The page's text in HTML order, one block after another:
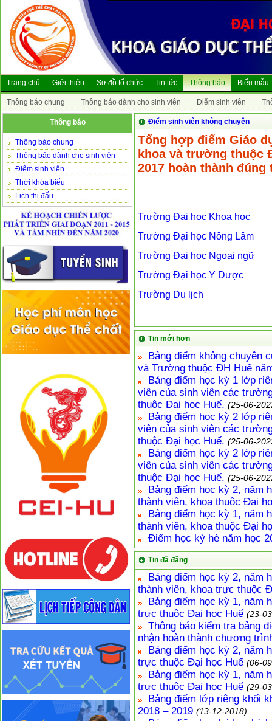
Trang chủ Giới thiệu Sơ đồ tổ chức Tin tức Thông báo
Thông báo chung Thông báo dành cho sinh viên Điểm sinh viên
Biểu mẫu
Thông báo
Thông báo chung
Thông báo dành cho sinh viên
Điểm sinh viên
Thời khóa biểu
Lịch thi đấu
Điểm sinh viên không chuyên
Tổng hợp điểm Giáo
khoa và trường thuộc
2017 hoàn thành
Trường Đại học Khoa học
Trường Đại học Nông Lâm
Trường Đại học Ngoại ngữ
Trường Đại học Y Dược
Trường Du lịch
Tin mới hơn
Bảng điểm không chuyên
và Trường thuộc ĐH Huế
Bảng điểm học kỳ 1 lớp
viên của sinh viên các
thuộc Đại học Huế. (25-06-
Bảng điểm học kỳ 2 lớp
viên của sinh viên các
thuộc Đại học Huế. (25-06-
Bảng điểm học kỳ 2 lớp
viên của sinh viên các
thuộc Đại học Huế. (25-06-
Bảng điểm học kỳ 2, năm
thành viên, khoa thuộc Đại
Bảng điểm học kỳ 1, năm
thành viên, khoa thuộc Đại
Điểm học kỳ hè năm học
Tin đã đăng
Bảng điểm học kỳ 2, năm
thành viên, khoa trực thuộc
Bảng điểm học kỳ 1, năm
trực thuộc Đại học Huế (23-
Thông báo kiểm tra bảng
nhận hoàn thành chương
Bảng điểm học kỳ 2, năm
trực thuộc Đại học Huế (06-
Bảng điểm học kỳ 1, năm
trực thuộc Đại học Huế (29-
Bảng điểm lớp riêng khối
2018 – 2019 (13-12-2018)